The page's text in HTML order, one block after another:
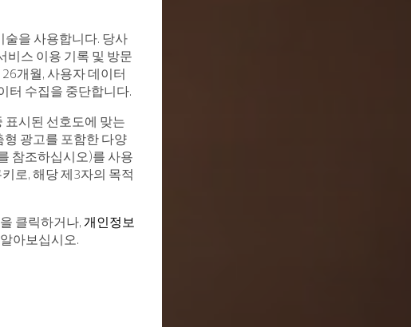
술을 사용합니다. 당사
비스 이용 기록 및 방문
개월, 사용자 데이터
터 수집을 중단합니다.
표시된 선호도에 맞는
형 광고를 포함한 다양
참조하십시오)를 사용
로, 해당 제3자의 목적
클릭하거나, 개인정보
아보십시오.